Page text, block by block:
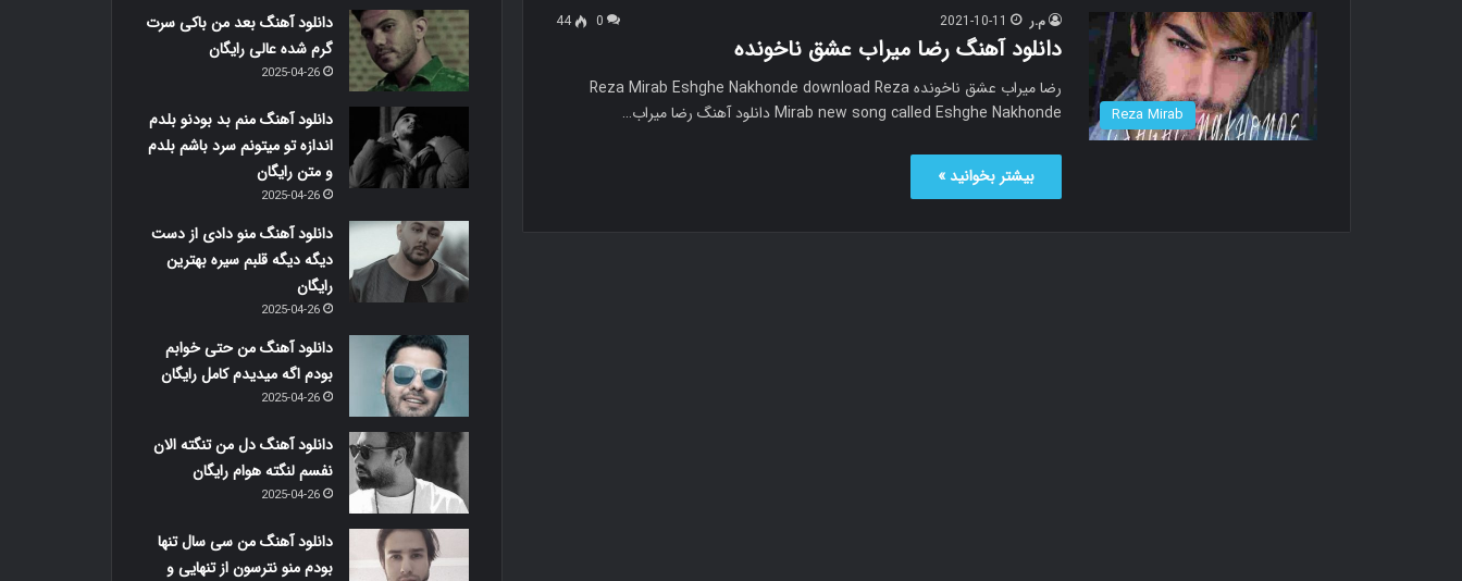
Reza Mirab
م.ر 2021-10-11
0
44
دانلود آهنگ رضا میراب عشق ناخونده
رضا میراب عشق ناخونده Reza Mirab Eshghe Nakhonde download Reza
Mirab new song called Eshghe Nakhonde دانلود آهنگ رضا میراب…
بیشتر بخوانید »
دانلود آهنگ بعد من باکی سرت
گرم شده عالی رایگان
2025-04-26
دانلود آهنگ منم بد بودنو بلدم
اندازه تو میتونم سرد باشم بلدم
و متن رایگان
2025-04-26
دانلود آهنگ منو دادی از دست
دیگه دیگه قلبم سیره بهترین
رایگان
2025-04-26
دانلود آهنگ من حتی خوابم
بودم اگه میدیدم کامل رایگان
2025-04-26
دانلود آهنگ دل من تنگته الان
نفسم لنگته هوام رایگان
2025-04-26
دانلود آهنگ من سی سال تنها
بودم منو نترسون از تنهایی و